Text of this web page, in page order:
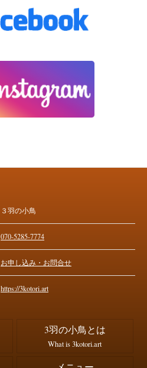
３羽の小鳥
070-5285-7774
お申し込み・お問合せ
https://3kotori.art
3羽の小鳥とは
What is 3kotori.art